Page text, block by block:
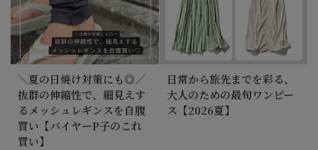
＼夏の日焼け対策にも◎／
抜群の伸縮性で、細見えす
るメッシュレギンスを自腹
買い【バイヤーP子のこれ
買い】
日常から旅先までを彩る、
大人のための最旬ワンピー
ス【2026夏】